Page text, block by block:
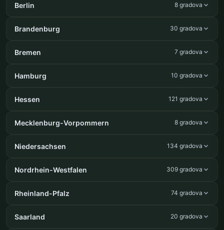
Berlin 8 gradova
Brandenburg 30 gradova
Bremen 7 gradova
Hamburg 10 gradova
Hessen 121 gradova
Mecklenburg-Vorpommern 8 gradova
Niedersachsen 134 gradova
Nordrhein-Westfalen 309 gradova
Rheinland-Pfalz 74 gradova
Saarland 20 gradova